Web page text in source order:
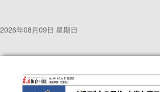
2026年08月09日 星期日